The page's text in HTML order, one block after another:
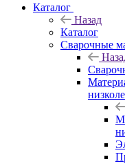
Каталог
Назад
Каталог
Сварочные